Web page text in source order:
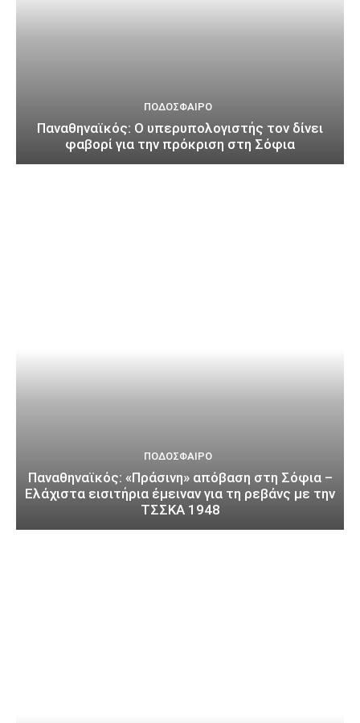
ΠΟΔΌΣΦΑΙΡΟ
Παναθηναϊκός: Ο υπερυπολογιστής τον δίνει
φαβορί για την πρόκριση στη Σόφια
ΠΟΔΌΣΦΑΙΡΟ
Παναθηναϊκός: «Πράσινη» απόβαση στη Σόφια –
Ελάχιστα εισιτήρια έμειναν για τη ρεβάνς με την
ΤΣΣΚΑ 1948